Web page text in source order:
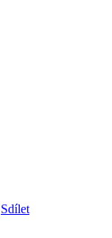
Sdílet